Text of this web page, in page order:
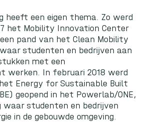
heeft een eigen thema. Zo werd
het Mobility Innovation Center
pand van het Clean Mobility
studenten en bedrijven aan
met een
werken. In februari 2018 werd
Energy for Sustainable Built
geopend in het Powerlab/ONE,
waar studenten en bedrijven
in de gebouwde omgeving.